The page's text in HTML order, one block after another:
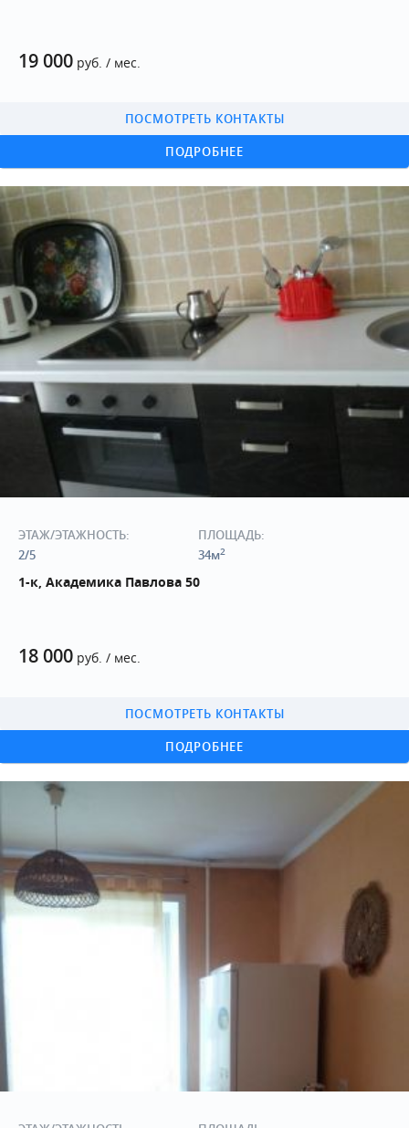
19 000 руб. / мес.
ПОДРОБНЕЕ
ПОСМОТРЕТЬ КОНТАКТЫ
18 000 руб. / мес.
1-к, Академика Павлова 50
ПОДРОБНЕЕ
ПОСМОТРЕТЬ КОНТАКТЫ
ЭТАЖ/ЭТАЖНОСТЬ:
2/5
ПЛОЩАДЬ:
34м2